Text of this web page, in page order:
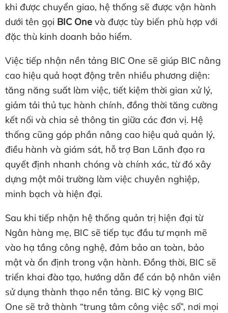
khi được chuyển giao, hệ thống sẽ được vận hành
dưới tên gọi BIC One và được tùy biến phù hợp với
đặc thù kinh doanh bảo hiểm.
Việc tiếp nhận nền tảng BIC One sẽ giúp BIC nâng
cao hiệu quả hoạt động trên nhiều phương diện:
tăng năng suất làm việc, tiết kiệm thời gian xử lý,
giảm tải thủ tục hành chính, đồng thời tăng cường
kết nối và chia sẻ thông tin giữa các đơn vị. Hệ
thống cũng góp phần nâng cao hiệu quả quản lý,
điều hành và giám sát, hỗ trợ Ban Lãnh đạo ra
quyết định nhanh chóng và chính xác, từ đó xây
dựng một môi trường làm việc chuyên nghiệp,
minh bạch và hiện đại.
Sau khi tiếp nhận hệ thống quản trị hiện đại từ
Ngân hàng mẹ, BIC sẽ tiếp tục đầu tư mạnh mẽ
vào hạ tầng công nghệ, đảm bảo an toàn, bảo
mật và ổn định trong vận hành. Đồng thời, BIC sẽ
triển khai đào tạo, hướng dẫn để cán bộ nhân viên
sử dụng thành thạo nền tảng. BIC kỳ vọng BIC
One sẽ trở thành “trung tâm công việc số”, nơi mọi